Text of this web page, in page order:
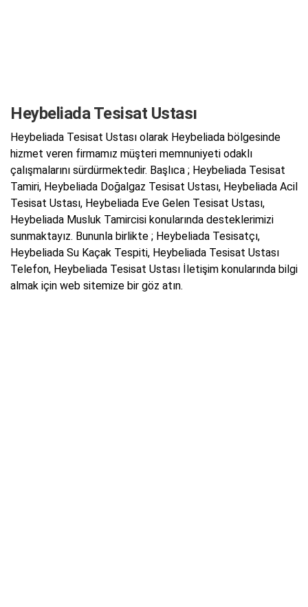
Heybeliada Tesisat Ustası
Heybeliada Tesisat Ustası olarak Heybeliada bölgesinde
hizmet veren firmamız müşteri memnuniyeti odaklı
çalışmalarını sürdürmektedir. Başlıca ; Heybeliada Tesisat
Tamiri, Heybeliada Doğalgaz Tesisat Ustası, Heybeliada Acil
Tesisat Ustası, Heybeliada Eve Gelen Tesisat Ustası,
Heybeliada Musluk Tamircisi konularında desteklerimizi
sunmaktayız. Bununla birlikte ; Heybeliada Tesisatçı,
Heybeliada Su Kaçak Tespiti, Heybeliada Tesisat Ustası
Telefon, Heybeliada Tesisat Ustası İletişim konularında bilgi
almak için web sitemize bir göz atın.